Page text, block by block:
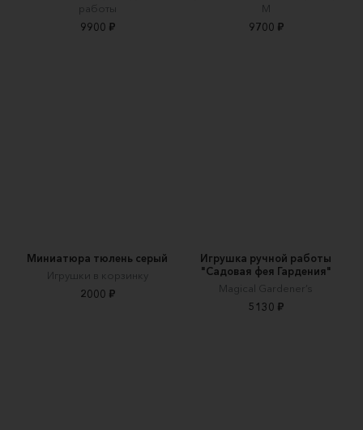
работы
9900 ₽
М
9700 ₽
Миниатюра тюлень серый
Игрушки в корзинку
2000 ₽
Игрушка ручной работы
"Садовая фея Гардения"
Magical Gardener’s
5130 ₽